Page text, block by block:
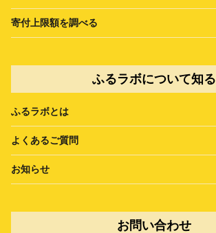
寄付上限額を調べる
ふるラボについて知る
ふるラボとは
よくあるご質問
お知らせ
お問い合わせ